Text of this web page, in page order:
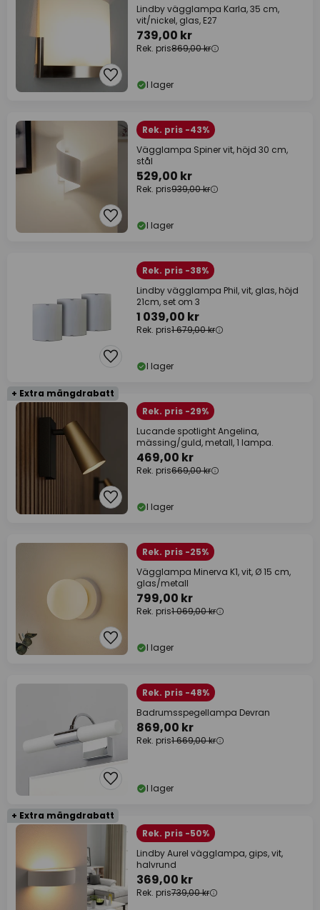
Lindby vägglampa Karla, 35 cm,
vit/nickel, glas, E27
739,00 kr
Rek. pris869,00 kr
I lager
Rek. pris -43%
Vägglampa Spiner vit, höjd 30 cm,
stål
529,00 kr
Rek. pris939,00 kr
I lager
Rek. pris -38%
Lindby vägglampa Phil, vit, glas, höjd
21cm, set om 3
1 039,00 kr
Rek. pris1 679,00 kr
I lager
+ Extra mängdrabatt
Rek. pris -29%
Lucande spotlight Angelina,
mässing/guld, metall, 1 lampa.
469,00 kr
Rek. pris669,00 kr
I lager
Rek. pris -25%
Vägglampa Minerva K1, vit, Ø 15 cm,
glas/metall
799,00 kr
Rek. pris1 069,00 kr
I lager
Rek. pris -48%
Badrumsspegellampa Devran
869,00 kr
Rek. pris1 669,00 kr
I lager
+ Extra mängdrabatt
Rek. pris -50%
Lindby Aurel vägglampa, gips, vit,
halvrund
369,00 kr
Rek. pris739,00 kr